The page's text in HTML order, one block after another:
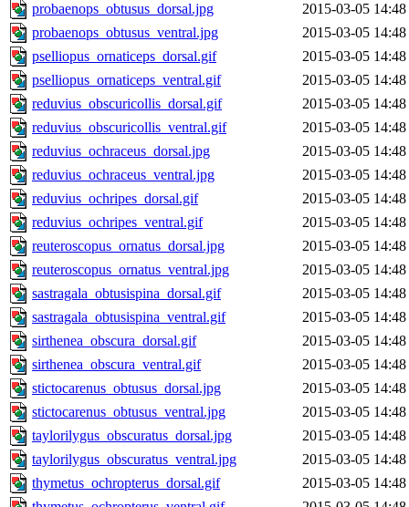
probaenops_obtusus_dorsal.jpg
2015-03-05 14:48
probaenops_obtusus_ventral.jpg
2015-03-05 14:48
pselliopus_ornaticeps_dorsal.gif
2015-03-05 14:48
pselliopus_ornaticeps_ventral.gif
2015-03-05 14:48
reduvius_obscuricollis_dorsal.gif
2015-03-05 14:48
reduvius_obscuricollis_ventral.gif
2015-03-05 14:48
reduvius_ochraceus_dorsal.jpg
2015-03-05 14:48
reduvius_ochraceus_ventral.jpg
2015-03-05 14:48
reduvius_ochripes_dorsal.gif
2015-03-05 14:48
reduvius_ochripes_ventral.gif
2015-03-05 14:48
reuteroscopus_ornatus_dorsal.jpg
2015-03-05 14:48
reuteroscopus_ornatus_ventral.jpg
2015-03-05 14:48
sastragala_obtusispina_dorsal.gif
2015-03-05 14:48
sastragala_obtusispina_ventral.gif
2015-03-05 14:48
sirthenea_obscura_dorsal.gif
2015-03-05 14:48
sirthenea_obscura_ventral.gif
2015-03-05 14:48
stictocarenus_obtusus_dorsal.jpg
2015-03-05 14:48
stictocarenus_obtusus_ventral.jpg
2015-03-05 14:48
taylorilygus_obscuratus_dorsal.jpg
2015-03-05 14:48
taylorilygus_obscuratus_ventral.jpg
2015-03-05 14:48
thymetus_ochropterus_dorsal.gif
2015-03-05 14:48